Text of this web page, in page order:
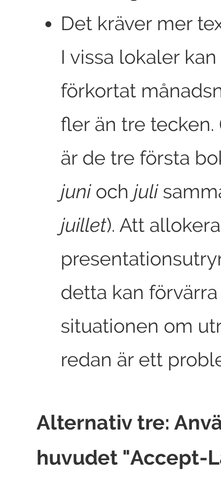
Det kräver mer
I vissa lokaler
förkortat
fler än tre tecken.
är de tre första
junioch juli
juillet). Att
detta kan förvärra
situationen om
redan är ett
Alternativ tre:
huvudet "Accept-